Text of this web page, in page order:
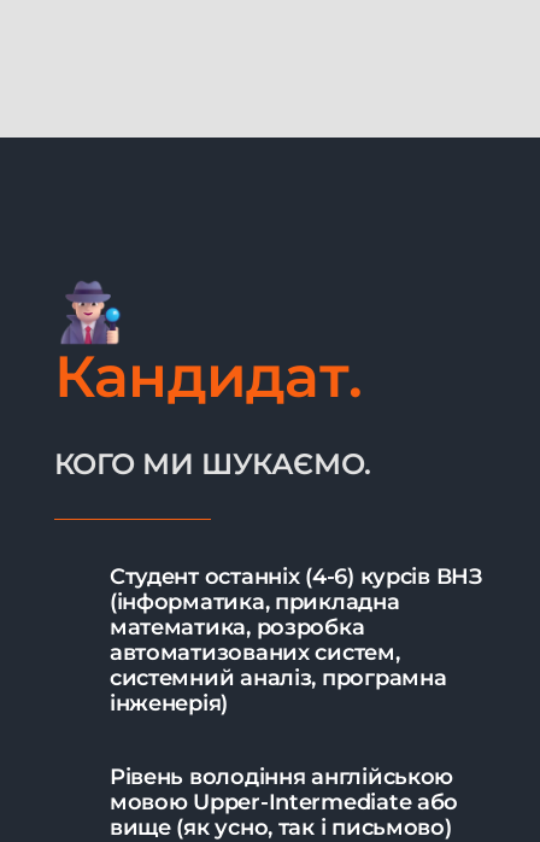
Кандидат.
КОГО МИ ШУКАЄМО.
Студент останніх (4-6) курсів ВНЗ
(інформатика, прикладна
математика, розробка
автоматизованих систем,
системний аналіз, програмна
інженерія)
Рівень володіння англійською
мовою Upper-Intermediate або
вище (як усно, так і письмово)